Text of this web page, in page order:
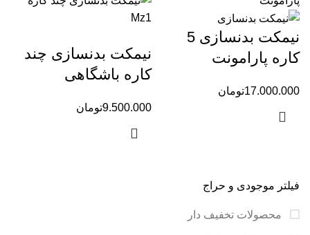
فیلتر موجودی و حراج
محصولات تخفیف دار
نیمکت بدنسازی 5
کاره پارامونت
تومان17.000.000
نیمکت بدنسازی چند
کاره باشگاهی
تومان9.500.000